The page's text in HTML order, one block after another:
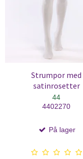
Strumpor med
satinrosetter
44
4402270
På lager